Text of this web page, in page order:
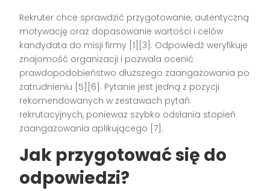
Rekruter chce sprawdzić przygotowanie, autentyczną
motywację oraz dopasowanie wartości i celów
kandydata do misji firmy [1][3]. Odpowiedź weryfikuje
znajomość organizacji i pozwala ocenić
prawdopodobieństwo dłuższego zaangażowania po
zatrudnieniu [5][6]. Pytanie jest jedną z pozycji
rekomendowanych w zestawach pytań
rekrutacyjnych, ponieważ szybko odsłania stopień
zaangażowania aplikującego [7].
Jak przygotować się do
odpowiedzi?